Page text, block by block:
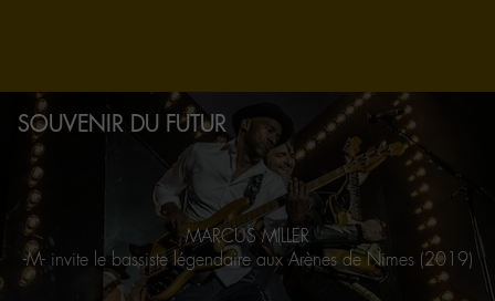
SOUVENIR DU FUTUR
du
futur
MARCUS MILLER
-M- invite le bassiste légendaire aux Arènes de Nimes (2019)